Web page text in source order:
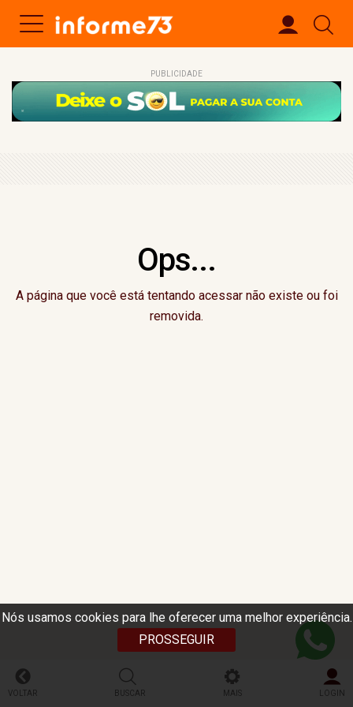
Nós usamos cookies para lhe oferecer uma melhor experiência.
PROSSEGUIR
PUBLICIDADE
Ops...
A página que você está tentando acessar não existe ou foi
removida.
VOLTAR BUSCAR MAIS LOGIN